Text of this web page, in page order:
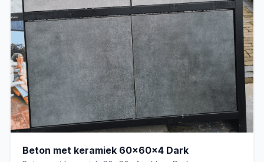
Beton met keramiek 60x60x4 Dark